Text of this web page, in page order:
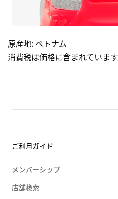
原産地: ベトナム
消費税は価格に含まれています
ご利用ガイド
メンバーシップ
店舗検索